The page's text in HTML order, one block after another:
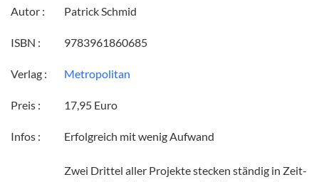
Autor : Patrick Schmid
ISBN : 9783961860685
Verlag : ‎Metropolitan
Preis : 17,95 Euro
Infos : Erfolgreich mit wenig Aufwand
Zwei Drittel aller Projekte stecken ständig in Zeit-